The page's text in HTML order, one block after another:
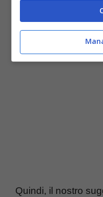
aumentando il
conversazioni.
Quindi, il nostro